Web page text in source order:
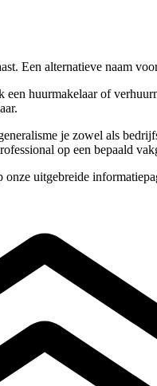
Een alternatieve naam
huurmakelaar of
je zowel als
op een bepaald
onze uitgebreide